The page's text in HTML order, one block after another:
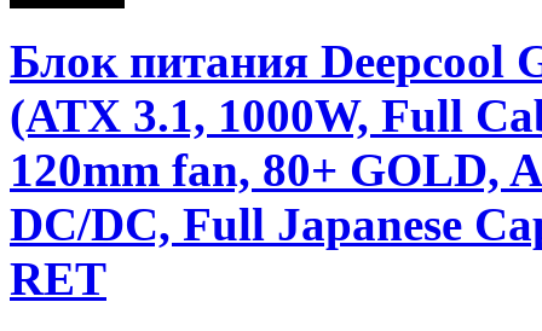
Блок питания Deepcool
(ATX 3.1, 1000W, Full
120mm fan, 80+ GOLD,
DC/DC, Full Japanese
RET